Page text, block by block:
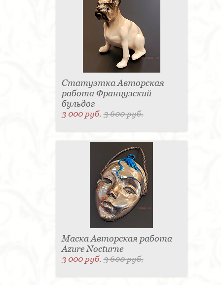
Статуэтка Авторская
работа Французский
бульдог
3 000 руб.3 600 руб.
Маска Авторская работа
Azure Nocturne
3 000 руб.3 600 руб.